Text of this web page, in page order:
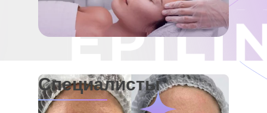
Специалисты